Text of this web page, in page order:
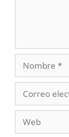
Nombre
electrónico